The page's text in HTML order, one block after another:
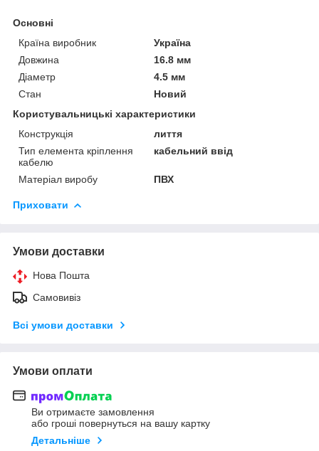
Основні
Країна виробник
Україна
Довжина
16.8 мм
Діаметр
4.5 мм
Стан
Новий
Користувальницькі характеристики
Конструкція
лиття
Тип елемента кріплення
кабелю
кабельний ввід
Матеріал виробу ПВХ
Приховати
Умови доставки
Нова Пошта
Самовивіз
Всі умови доставки
Умови оплати
Ви отримаєте замовлення
або гроші повернуться на вашу картку
Детальніше